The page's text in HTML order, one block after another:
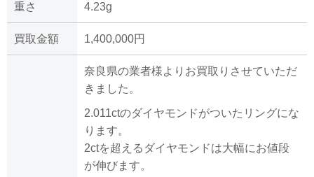
重さ 4.23g
買取金額 1,400,000円
奈良県の業者様よりお買取りさせていただ
きました。
2.011ctのダイヤモンドがついたリングにな
ります。
2ctを超えるダイヤモンドは大幅にお値段
が伸びます。